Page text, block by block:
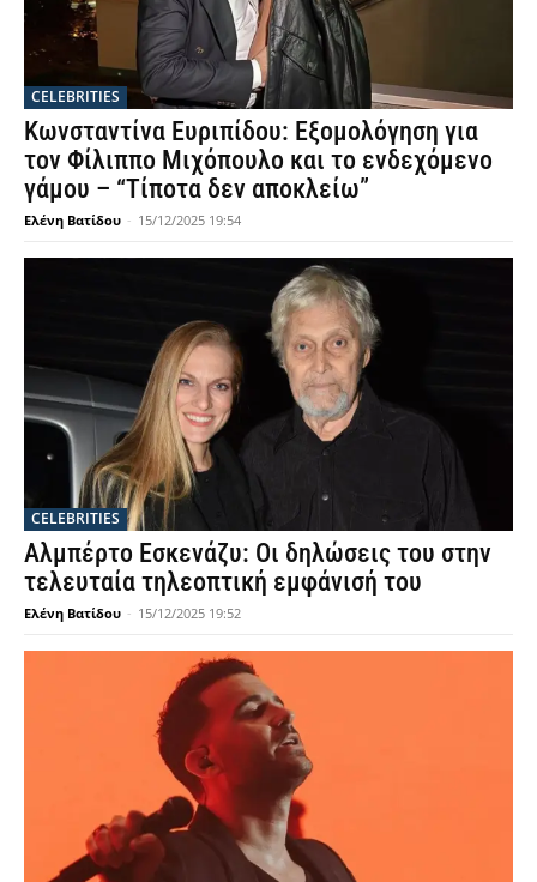
CELEBRITIES
Κωνσταντίνα Ευριπίδου: Εξομολόγηση για
τον Φίλιππο Μιχόπουλο και το ενδεχόμενο
γάμου – “Τίποτα δεν αποκλείω”
Ελένη Βατίδου - 15/12/2025 19:54
CELEBRITIES
Αλμπέρτο Εσκενάζυ: Οι δηλώσεις του στην
τελευταία τηλεοπτική εμφάνισή του
Ελένη Βατίδου - 15/12/2025 19:52